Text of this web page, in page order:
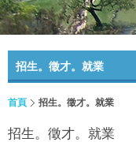
招生。徵才。就業
首頁 招生。徵才。就業
招生。徵才。就業